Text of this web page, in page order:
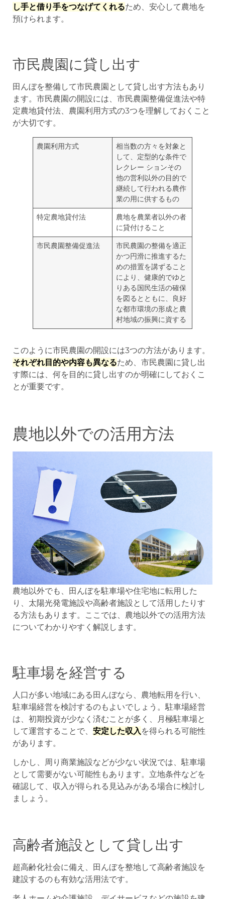
し手と借り手をつなげてくれるため、安心して農地を
預けられます。
市民農園に貸し出す
田んぼを整備して市民農園として貸し出す方法もあり
ます。市民農園の開設には、市民農園整備促進法や特
定農地貸付法、農園利用方式の3つを理解しておくこと
が大切です。
農園利用方式
相当数の方々を対象と
して、定型的な条件で
レクレー ションその
他の営利以外の目的で
継続して行われる農作
業の用に供するもの
特定農地貸付法
農地を農業者以外の者
に貸付けること
市民農園整備促進法
市民農園の整備を適正
かつ円滑に推進するた
めの措置を講ずること
により、健康的でゆと
りある国民生活の確保
を図るとともに、良好
な都市環境の形成と農
村地域の振興に資する
このように市民農園の開設には3つの方法があります。
それぞれ目的や内容も異なるため、市民農園に貸し出
す際には、何を目的に貸し出すのか明確にしておくこ
とが重要です。
農地以外での活用方法
農地以外でも、田んぼを駐車場や住宅地に転用した
り、太陽光発電施設や高齢者施設として活用したりす
る方法もあります。ここでは、農地以外での活用方法
についてわかりやすく解説します。
駐車場を経営する
人口が多い地域にある田んぼなら、農地転用を行い、
駐車場経営を検討するのもよいでしょう。駐車場経営
は、初期投資が少なく済むことが多く、月極駐車場と
して運営することで、 安定した収入を得られる可能性
があります。
しかし、周り商業施設などが少ない状況では、駐車場
として需要がない可能性もあります。立地条件などを
確認して、収入が得られる見込みがある場合に検討し
ましょう。
高齢者施設として貸し出す
超高齢化社会に備え、田んぼを整地して高齢者施設を
建設するのも有効な活用法です。